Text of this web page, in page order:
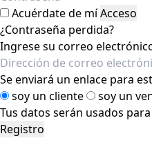
Acuérdate de míAcceso
¿Contraseña perdida?
Ingrese su correo
Se enviará un enlace para
soy un cliente
soy un
Tus datos serán usados
Registro